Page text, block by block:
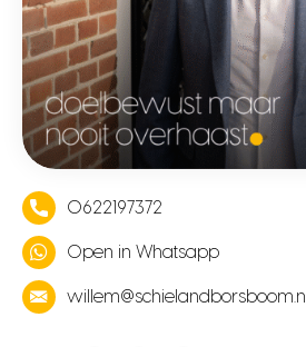
0622197372
Open in Whatsapp
willem@schielandborsboom.nl